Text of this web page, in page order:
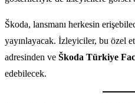
Škoda, lansmanı herkesin
yayınlayacak. İzleyiciler, bu özel
adresinden ve Škoda Türkiye
edebilecek.